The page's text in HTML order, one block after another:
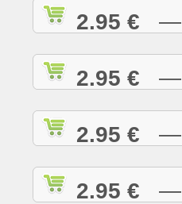
2.95 € —
2.95 € —
2.95 € —
2.95 € —